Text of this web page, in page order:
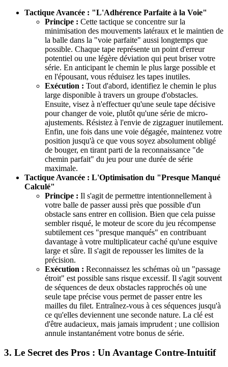
Tactique Avancée : "L'Adhérence Parfaite à la Voie"
Principe : Cette tactique se concentre sur la
minimisation des mouvements latéraux et le maintien de
la balle dans la "voie parfaite" aussi longtemps que
possible. Chaque tape représente un point d'erreur
potentiel ou une légère déviation qui peut briser votre
série. En anticipant le chemin le plus large possible et
en l'épousant, vous réduisez les tapes inutiles.
Exécution : Tout d'abord, identifiez le chemin le plus
large disponible à travers un groupe d'obstacles.
Ensuite, visez à n'effectuer qu'une seule tape décisive
pour changer de voie, plutôt qu'une série de micro-
ajustements. Résistez à l'envie de zigzaguer inutilement.
Enfin, une fois dans une voie dégagée, maintenez votre
position jusqu'à ce que vous soyez absolument obligé
de bouger, en tirant parti de la reconnaissance "de
chemin parfait" du jeu pour une durée de série
maximale.
Tactique Avancée : L'Optimisation du "Presque Manqué
Calculé"
Principe : Il s'agit de permettre intentionnellement à
votre balle de passer aussi près que possible d'un
obstacle sans entrer en collision. Bien que cela puisse
sembler risqué, le moteur de score du jeu récompense
subtilement ces "presque manqués" en contribuant
davantage à votre multiplicateur caché qu'une esquive
large et sûre. Il s'agit de repousser les limites de la
précision.
Exécution : Reconnaissez les schémas où un "passage
étroit" est possible sans risque excessif. Il s'agit souvent
de séquences de deux obstacles rapprochés où une
seule tape précise vous permet de passer entre les
mailles du filet. Entraînez-vous à ces séquences jusqu'à
ce qu'elles deviennent une seconde nature. La clé est
d'être audacieux, mais jamais imprudent ; une collision
annule instantanément votre bonus de série.
3. Le Secret des Pros : Un Avantage Contre-Intuitif